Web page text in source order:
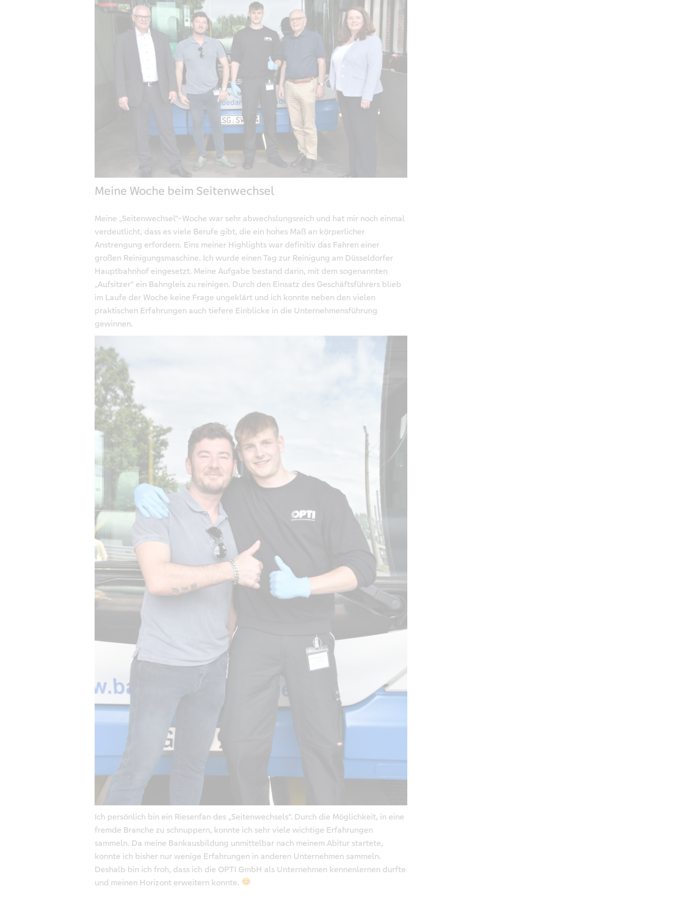
Meine Woche beim Seitenwechsel
Meine „Seitenwechsel“-Woche war sehr abwechslungsreich und hat mir noch einmal
verdeutlicht, dass es viele Berufe gibt, die ein hohes Maß an körperlicher
Anstrengung erfordern. Eins meiner Highlights war definitiv das Fahren einer
großen Reinigungsmaschine. Ich wurde einen Tag zur Reinigung am Düsseldorfer
Hauptbahnhof eingesetzt. Meine Aufgabe bestand darin, mit dem sogenannten
„Aufsitzer“ ein Bahngleis zu reinigen. Durch den Einsatz des Geschäftsführers blieb
im Laufe der Woche keine Frage ungeklärt und ich konnte neben den vielen
praktischen Erfahrungen auch tiefere Einblicke in die Unternehmensführung
gewinnen.
Ich persönlich bin ein Riesenfan des „Seitenwechsels“. Durch die Möglichkeit, in eine
fremde Branche zu schnuppern, konnte ich sehr viele wichtige Erfahrungen
sammeln. Da meine Bankausbildung unmittelbar nach meinem Abitur startete,
konnte ich bisher nur wenige Erfahrungen in anderen Unternehmen sammeln.
Deshalb bin ich froh, dass ich die OPTI GmbH als Unternehmen kennenlernen durfte
und meinen Horizont erweitern konnte.